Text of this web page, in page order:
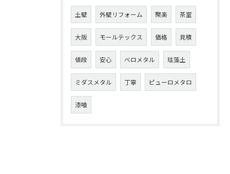
土壁 外壁リフォーム 聚楽 茶室
大阪 モールテックス 価格 見積
値段 安心 ベロメタル 珪藻土
ミダスメタル 丁寧 ピューロメタロ
漆喰